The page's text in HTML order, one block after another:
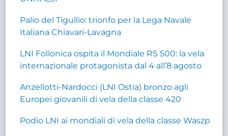
Palio del Tigullio: trionfo per la Lega Navale
Italiana Chiavari-Lavagna
LNI Follonica ospita il Mondiale RS 500: la vela
internazionale protagonista dal 4 all’8 agosto
Anzellotti-Nardocci (LNI Ostia) bronzo agli
Europei giovanili di vela della classe 420
Podio LNI ai mondiali di vela della classe Waszp